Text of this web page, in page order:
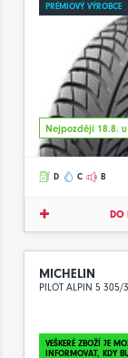
PRÉMIOVÝ VÝROBCE
Nejpozději 18.8. u
D C B
DO
MICHELIN
PILOT ALPIN 5
VEŠKERÉ ZBOŽÍ JE
INFORMOVAT, KDY